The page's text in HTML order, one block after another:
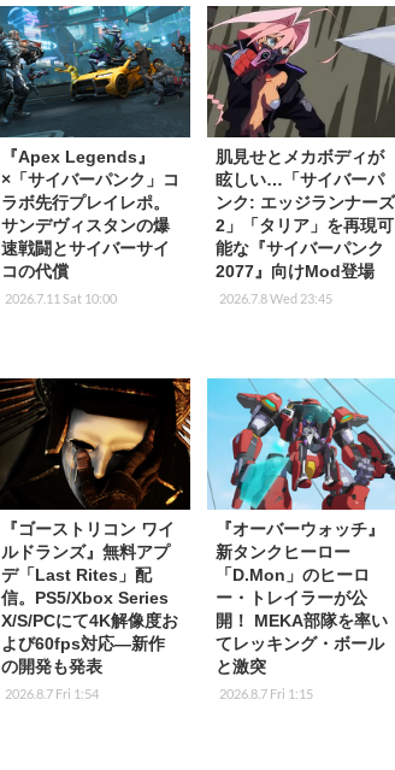
『Apex Legends』
×「サイバーパンク」コ
ラボ先行プレイレポ。
サンデヴィスタンの爆
速戦闘とサイバーサイ
コの代償
2026.7.11 Sat 10:00
肌見せとメカボディが
眩しい…「サイバーパ
ンク: エッジランナーズ
2」「タリア」を再現可
能な『サイバーパンク
2077』向けMod登場
2026.7.8 Wed 23:45
『ゴーストリコン ワイ
ルドランズ』無料アプ
デ「Last Rites」配
信。PS5/Xbox Series
X/S/PCにて4K解像度お
よび60fps対応―新作
の開発も発表
2026.8.7 Fri 1:54
『オーバーウォッチ』
新タンクヒーロー
「D.Mon」のヒーロ
ー・トレイラーが公
開！ MEKA部隊を率い
てレッキング・ボール
と激突
2026.8.7 Fri 1:15